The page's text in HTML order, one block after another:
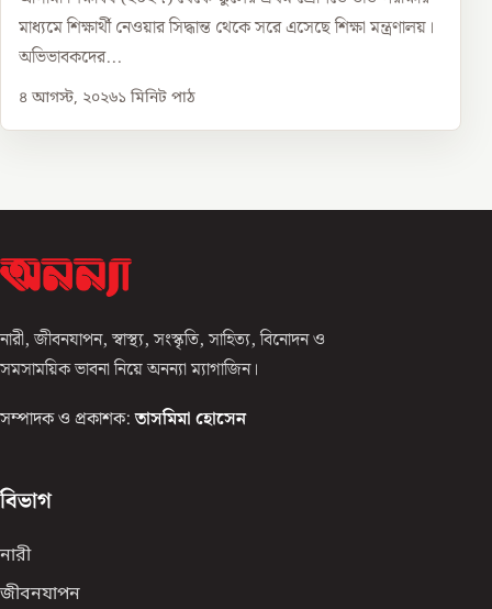
মাধ্যমে শিক্ষার্থী নেওয়ার সিদ্ধান্ত থেকে সরে এসেছে শিক্ষা মন্ত্রণালয়।
অভিভাবকদের...
৪ আগস্ট, ২০২৬১ মিনিট পাঠ
নারী, জীবনযাপন, স্বাস্থ্য, সংস্কৃতি, সাহিত্য, বিনোদন ও
সমসাময়িক ভাবনা নিয়ে অনন্যা ম্যাগাজিন।
সম্পাদক ও প্রকাশক: তাসমিমা হোসেন
বিভাগ
নারী
জীবনযাপন